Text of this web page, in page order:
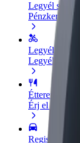
Legyél sofőr
Pénzkereseti
Legyél futár
Legyél futár
Étterem vagy
Érj el több
Regisztrálj